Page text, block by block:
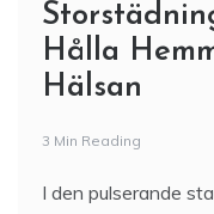
Hålla
Hälsan
3 Min Reading
I den pulserande